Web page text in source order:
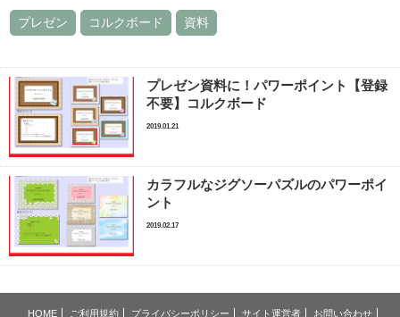
プレゼン コルクボード 資料
プレゼン資料に！パワーポイント【登録
不要】コルクボード
2019.01.21
カラフルなジグソーパズルのパワーポイ
ント
2019.02.17
HOME ご利用規約 プライバシーポリシー サイト運営者 お問い合わせ